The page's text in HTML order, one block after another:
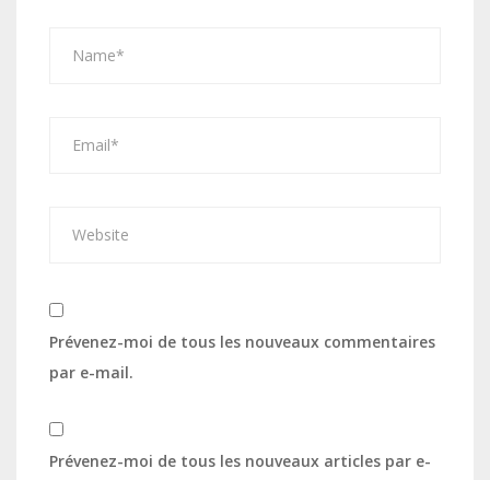
Prévenez-moi de tous les nouveaux commentaires
par e-mail.
Prévenez-moi de tous les nouveaux articles par e-